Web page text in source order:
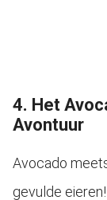
4. Het
Avontuur
Avocado
gevulde